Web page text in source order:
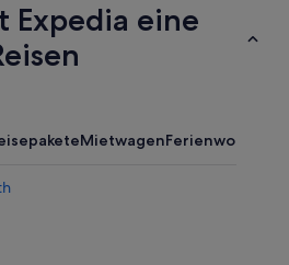
Expedia eine
Mietwagen